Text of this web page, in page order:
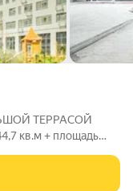
ТEPРАCОЙ
кв.м + площадь
Кухня (7,4 кв.м.);